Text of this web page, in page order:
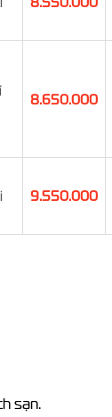
8.650.000
9.550.000
sạn.